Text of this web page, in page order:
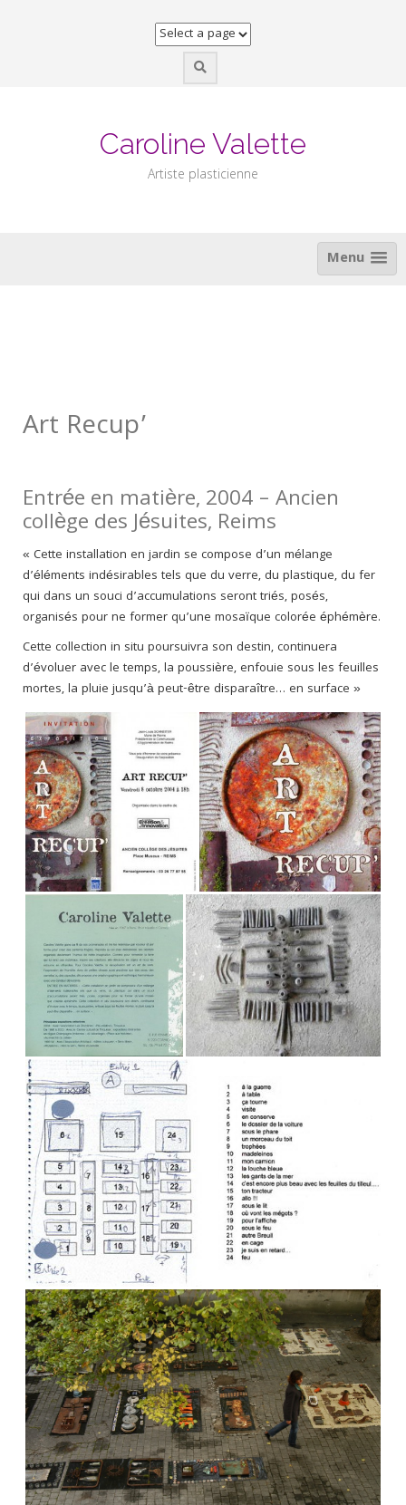
Caroline Valette
Artiste plasticienne
Menu
Art Recup’
Entrée en matière, 2004 – Ancien
collège des Jésuites, Reims
« Cette installation en jardin se compose d’un mélange
d’éléments indésirables tels que du verre, du plastique, du fer
qui dans un souci d’accumulations seront triés, posés,
organisés pour ne former qu’une mosaïque colorée éphémère.
Cette collection in situ poursuivra son destin, continuera
d’évoluer avec le temps, la poussière, enfouie sous les feuilles
mortes, la pluie jusqu’à peut-être disparaître… en surface »